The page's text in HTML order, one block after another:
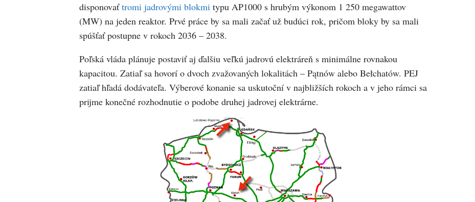
disponovaťtromi jadrovými blokmitypu AP1000 s hrubým výkonom 1 250 megawattov
(MW) na jeden reaktor. Prvé práce by sa mali začať už budúci rok, pričom bloky by sa mali
spúšťať postupne v rokoch 2036 – 2038.
Poľská vláda plánuje postaviť aj ďalšiu veľkú jadrovú elektráreň s minimálne rovnakou
kapacitou. Zatiaľ sa hovorí o dvoch zvažovaných lokalitách – Pątnów alebo Bełchatów. PEJ
zatiaľ hľadá dodávateľa. Výberové konanie sa uskutoční v najbližších rokoch a v jeho rámci sa
prijme konečné rozhodnutie o podobe druhej jadrovej elektrárne.